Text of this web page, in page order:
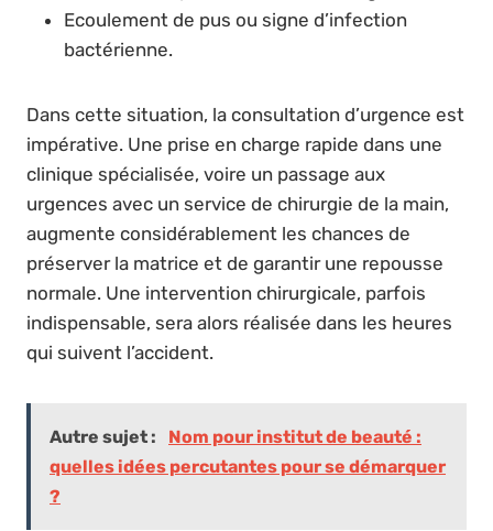
Ecoulement de pus ou signe d’infection
bactérienne.
Dans cette situation, la consultation d’urgence est
impérative. Une prise en charge rapide dans une
clinique spécialisée, voire un passage aux
urgences avec un service de chirurgie de la main,
augmente considérablement les chances de
préserver la matrice et de garantir une repousse
normale. Une intervention chirurgicale, parfois
indispensable, sera alors réalisée dans les heures
qui suivent l’accident.
Autre sujet :
Nom pour institut de beauté :
quelles idées percutantes pour se démarquer
?